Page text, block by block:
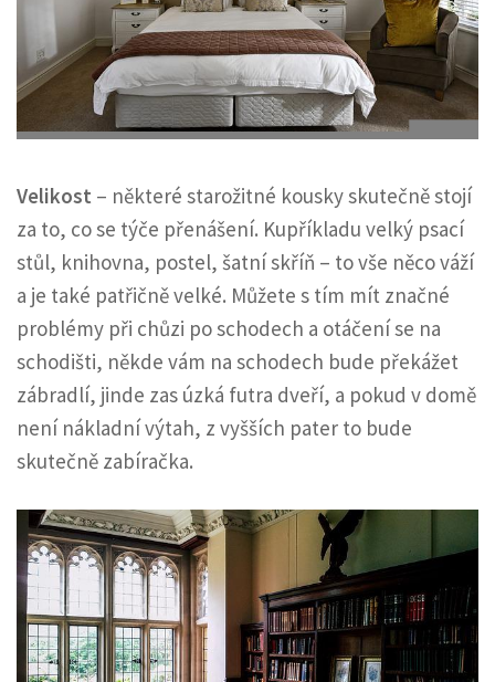
Velikost – některé starožitné kousky skutečně stojí
za to, co se týče přenášení. Kupříkladu velký psací
stůl, knihovna, postel, šatní skříň – to vše něco váží
a je také patřičně velké. Můžete s tím mít značné
problémy při chůzi po schodech a otáčení se na
schodišti, někde vám na schodech bude překážet
zábradlí, jinde zas úzká futra dveří, a pokud v domě
není nákladní výtah, z vyšších pater to bude
skutečně zabíračka.